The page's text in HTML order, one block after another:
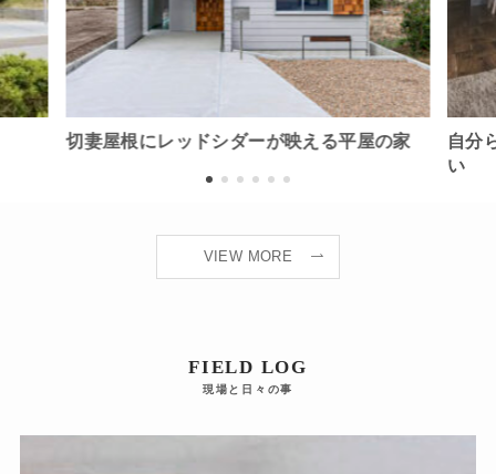
切妻屋根にレッドシダーが映える平屋の家
自分
い
VIEW MORE
FIELD LOG
現場と日々の事